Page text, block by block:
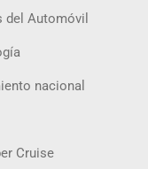
del Automóvil
nacional
Cruise